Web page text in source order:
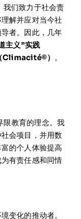
我们致力于社会责
解并应对当今社
者。因此，几年
主义”实践
Climacité©） 。
限教育的理念。我
会项目，并用数
的个人体验提高
有责任感和同情
变化的推动者。